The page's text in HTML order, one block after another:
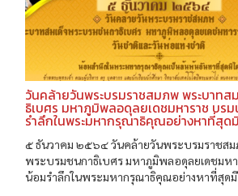
วันคล้ายวันพระบรมราชสมภพ พระบาทส
ธิเบศร มหาภูมิพลอดุลยเดชมหาราช บร
รำลึกในพระมหากรุณาธิคุณอย่างหาที่สุด
๕ ธันวาคม ๒๕๖๔ วันคล้ายวันพระบรมราชส
พระบรมชนกาธิเบศร มหาภูมิพลอดุลยเดชมห
น้อมรำลึกในพระมหากรุณาธิคุณอย่างหาที่สุดมิ